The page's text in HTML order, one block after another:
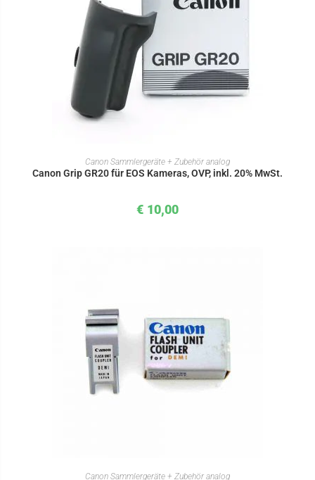
IN DEN WARENKORB
Canon Sammlergeräte + Zubehör analog
Canon Grip GR20 für EOS Kameras, OVP, inkl. 20% MwSt.
€ 10,00
IN DEN WARENKORB
Canon Sammlergeräte + Zubehör analog